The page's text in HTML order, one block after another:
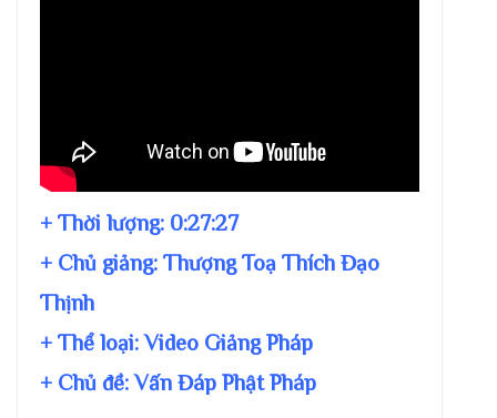
+ Thời lượng: 0:27:27
+ Chủ giảng: Thượng Toạ Thích Đạo
Thịnh
+ Thể loại: Video Giảng Pháp
+ Chủ đề:Vấn Đáp Phật Pháp